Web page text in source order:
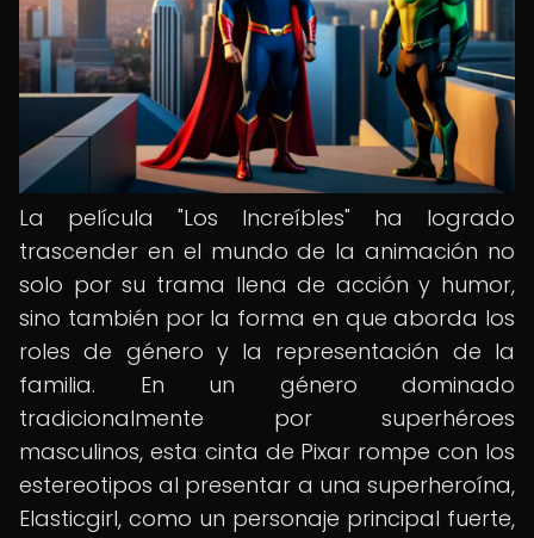
La película "Los Increíbles" ha logrado
trascender en el mundo de la animación no
solo por su trama llena de acción y humor,
sino también por la forma en que aborda los
roles de género y la representación de la
familia. En un género dominado
tradicionalmente por superhéroes
masculinos, esta cinta de Pixar rompe con los
estereotipos al presentar a una superheroína,
Elasticgirl, como un personaje principal fuerte,